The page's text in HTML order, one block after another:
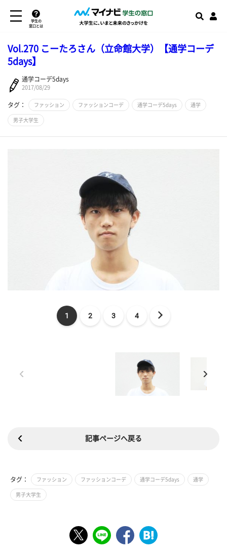
学生の
窓口とは
Vol.270 こーたろさん（立命館大学）【通学コーデ
5days】
通学コーデ5days
2017/08/29
タグ： ファッション ファッションコーデ 通学コーデ5days 通学
男子大学生
1 2 3 4
記事ページへ戻る
タグ： ファッション ファッションコーデ 通学コーデ5days 通学
男子大学生